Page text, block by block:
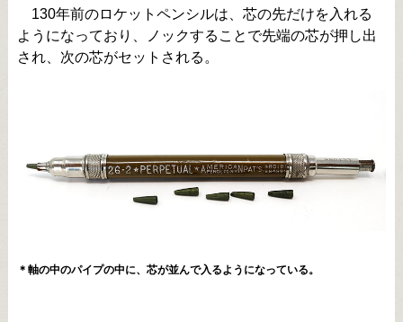
130年前のロケットペンシルは、芯の先だけを入れる
ようになっており、ノックすることで先端の芯が押し出
され、次の芯がセットされる。
＊軸の中のパイプの中に、芯が並んで入るようになっている。